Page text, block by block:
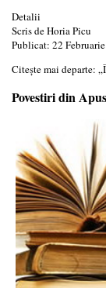
Detalii
Scris deHoria Picu
Publicat: 22
Citește mai departe:
Povestiri din